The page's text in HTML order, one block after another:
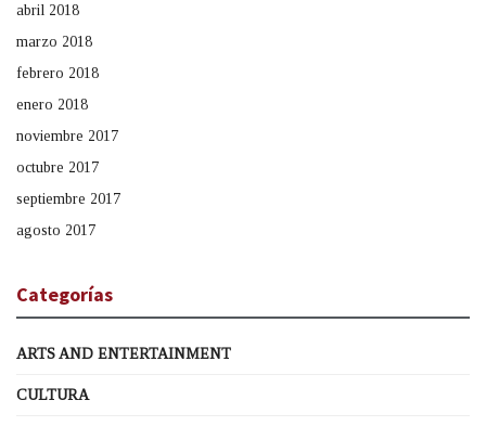
abril 2018
marzo 2018
febrero 2018
enero 2018
noviembre 2017
octubre 2017
septiembre 2017
agosto 2017
Categorías
ARTS AND ENTERTAINMENT
CULTURA